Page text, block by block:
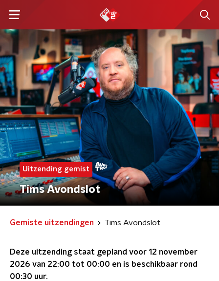
Uitzending gemist
Tims Avondslot
Gemiste uitzendingen Tims Avondslot
Deze uitzending staat gepland voor 12 november
2026 van 22:00 tot 00:00 en is beschikbaar rond
00:30 uur.